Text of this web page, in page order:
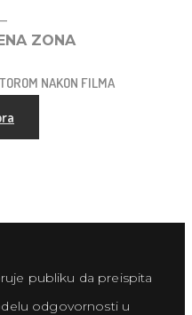
ZONA
NAKON FILMA
publiku da preispita
odgovornosti u